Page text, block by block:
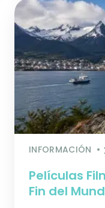
INFORMACIÓN
Películas
Fin del